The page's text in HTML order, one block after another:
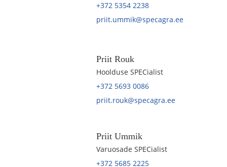
+372 5354 2238
priit.ummik@specagra.ee
Priit Rouk
Hoolduse SPECialist
+372 5693 0086
priit.rouk@specagra.ee
Priit Ummik
Varuosade SPECialist
+372 5685 2225